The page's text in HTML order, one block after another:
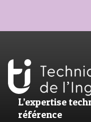
L’expertise
référence